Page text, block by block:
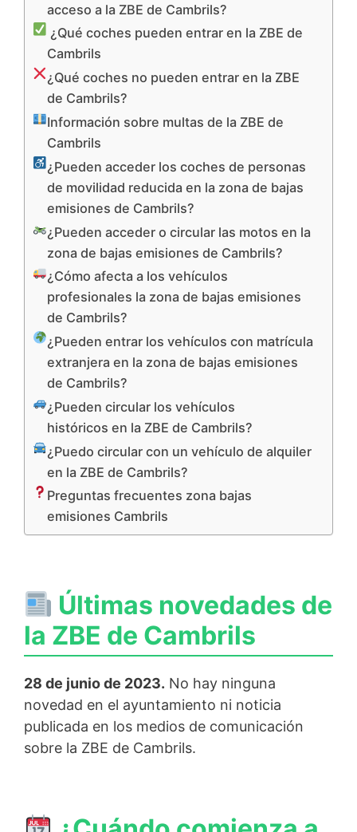
acceso a la ZBE de Cambrils?
¿Qué coches pueden entrar en la ZBE de
Cambrils
¿Qué coches no pueden entrar en la ZBE
de Cambrils?
Información sobre multas de la ZBE de
Cambrils
¿Pueden acceder los coches de personas
de movilidad reducida en la zona de bajas
emisiones de Cambrils?
¿Pueden acceder o circular las motos en la
zona de bajas emisiones de Cambrils?
¿Cómo afecta a los vehículos
profesionales la zona de bajas emisiones
de Cambrils?
¿Pueden entrar los vehículos con matrícula
extranjera en la zona de bajas emisiones
de Cambrils?
¿Pueden circular los vehículos
históricos en la ZBE de Cambrils?
¿Puedo circular con un vehículo de alquiler
en la ZBE de Cambrils?
Preguntas frecuentes zona bajas
emisiones Cambrils
Últimas novedades de
la ZBE de Cambrils
28 de junio de 2023. No hay ninguna
novedad en el ayuntamiento ni noticia
publicada en los medios de comunicación
sobre la ZBE de Cambrils.